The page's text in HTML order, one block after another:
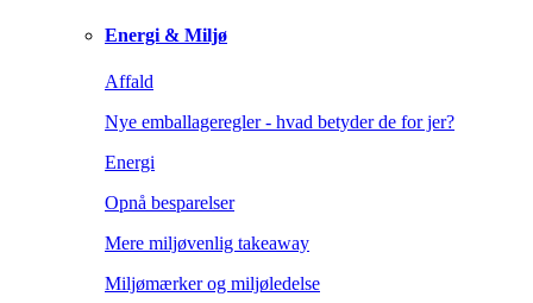
Energi & Miljø
Affald
Nye emballageregler - hvad betyder de for jer?
Energi
Opnå besparelser
Mere miljøvenlig takeaway
Miljømærker og miljøledelse